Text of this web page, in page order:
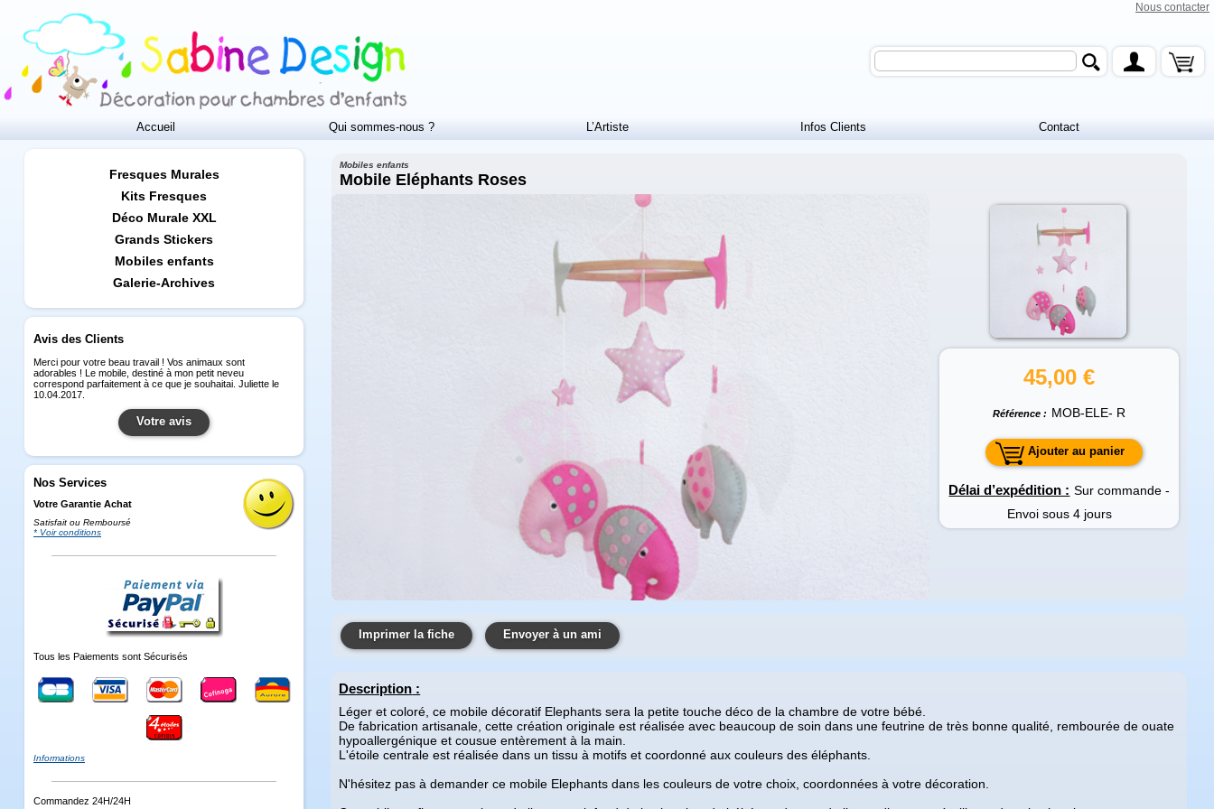
Nous contacter
Accueil Qui sommes-nous ? L’Artiste Infos Clients Contact
Fresques Murales
Kits Fresques
Déco Murale XXL
Grands Stickers
Mobiles enfants
Galerie-Archives
Avis des Clients
Merci pour votre beau travail ! Vos animaux sont
adorables ! Le mobile, destiné à mon petit neveu
correspond parfaitement à ce que je souhaitai. Juliette le
10.04.2017.
Votre avis
Nos Services
Votre Garantie Achat
Satisfait ou Remboursé
* Voir conditions
Tous les Paiements sont Sécurisés
Informations
Commandez 24H/24H
Mobiles enfants
Mobile Eléphants Roses
45,00 €
Référence : MOB-ELE- R
Ajouter au panier
Délai d’expédition : Sur commande -
Envoi sous 4 jours
Imprimer la fiche Envoyer à un ami
Description :
Léger et coloré, ce mobile décoratif Elephants sera la petite touche déco de la chambre de votre bébé.
De fabrication artisanale, cette création originale est réalisée avec beaucoup de soin dans une feutrine de très bonne qualité, rembourée de ouate
hypoallergénique et cousue entèrement à la main.
L'étoile centrale est réalisée dans un tissu à motifs et coordonné aux couleurs des éléphants.
N'hésitez pas à demander ce mobile Elephants dans les couleurs de votre choix, coordonnées à votre décoration.